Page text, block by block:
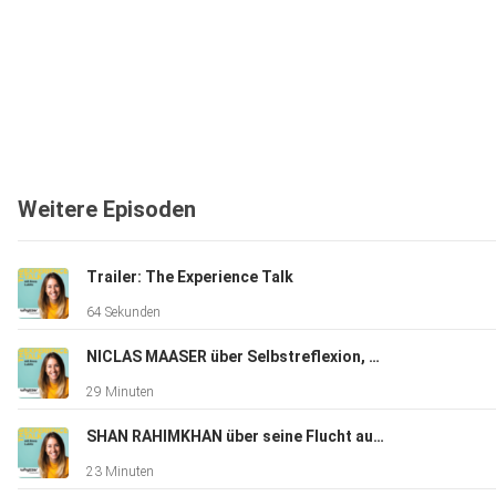
Weitere Episoden
Trailer: The Experience Talk
64 Sekunden
NICLAS MAASER über Selbstreflexion, das TikTok und Social Media Game, Perfektionismus und den eigenen Selbstwert
29 Minuten
SHAN RAHIMKHAN über seine Flucht aus dem Iran und den Weg zum erfolgreichen Unternehmer und Star Friseur.
23 Minuten